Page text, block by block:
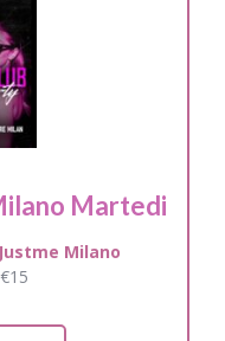
Martedi
Justme Milano
€15